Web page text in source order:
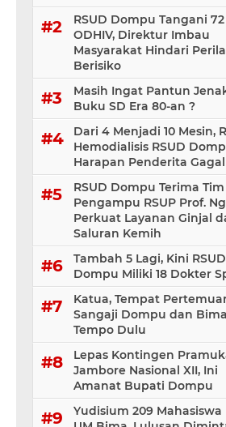
RSUD Dompu Tangani 72
ODHIV, Direktur Imbau
Masyarakat Hindari
Berisiko
Masih Ingat Pantun
Buku SD Era 80-an ?
Dari 4 Menjadi 10 Mesin,
Hemodialisis RSUD
Harapan Penderita Gagal
RSUD Dompu Terima Tim
Pengampu RSUP Prof.
Perkuat Layanan Ginjal
Saluran Kemih
Tambah 5 Lagi, Kini RSUD
Dompu Miliki 18 Dokter
Katua, Tempat
Sangaji Dompu dan Bima
Tempo Dulu
Lepas Kontingen
Jambore Nasional XII, Ini
Amanat Bupati Dompu
Yudisium 209 Mahasiswa